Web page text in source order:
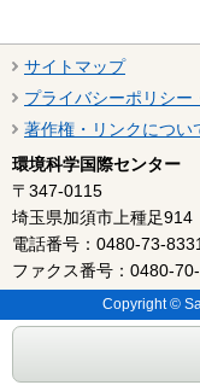
サイトマップ
プライバシーポリシー
著作権・リンクについ
環境科学国際センター
〒347-0115
埼玉県加須市上種足914
電話番号：0480-73-
ファクス番号：0480-
Copyright ©